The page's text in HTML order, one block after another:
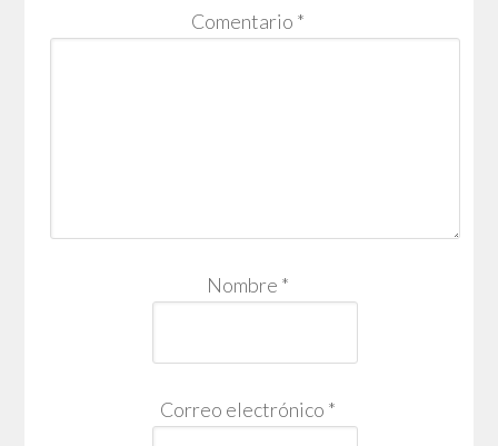
Comentario *
Nombre *
Correo electrónico *